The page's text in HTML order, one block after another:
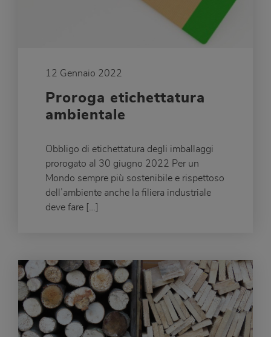
12 Gennaio 2022
Proroga etichettatura
ambientale
Obbligo di etichettatura degli imballaggi
prorogato al 30 giugno 2022 Per un
Mondo sempre più sostenibile e rispettoso
dell’ambiente anche la filiera industriale
deve fare […]